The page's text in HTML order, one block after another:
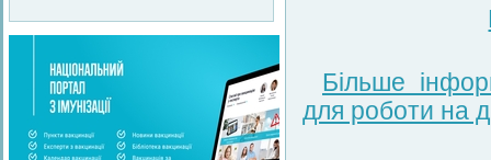
Більше
для роботи на